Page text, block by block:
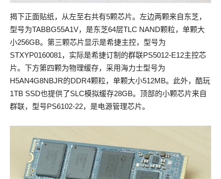
揭下正面贴纸，从左至右共有5颗芯片。左边两颗来自东芝，
型号为TABBG55A1V，是东芝64层TLC NAND颗粒，单颗大
小256GB。第三颗芯片显示是希捷主控，型号为
STXYP0160081，实际是希捷订制的群联PS5012-E12主控芯
片。下方第四颗为物理缓存，采用海力士型号为
H5AN4G8NBJR的DDR4颗粒，单颗大小512MB。此外，酷玩
1TB SSD也提供了SLC模拟缓存28GB。顶部的小颗芯片来自
群联，型号PS6102-22，是电源管理芯片。